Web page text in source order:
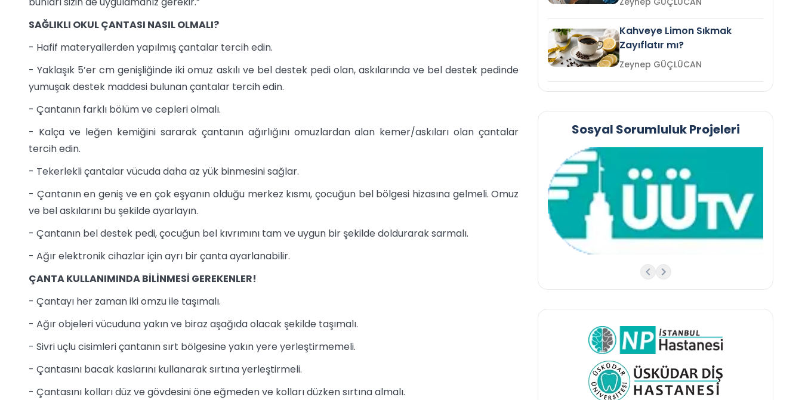
SAĞLIKLI OKUL ÇANTASI NASIL OLMALI?
- Hafif materyallerden yapılmış çantalar tercih edin.
- Yaklaşık 5’er cm genişliğinde iki omuz askılı ve bel destek pedi olan, askılarında ve bel destek pedinde
yumuşak destek maddesi bulunan çantalar tercih edin.
- Çantanın farklı bölüm ve cepleri olmalı.
- Kalça ve leğen kemiğini sararak çantanın ağırlığını omuzlardan alan kemer/askıları olan çantalar
tercih edin.
- Tekerlekli çantalar vücuda daha az yük binmesini sağlar.
- Çantanın en geniş ve en çok eşyanın olduğu merkez kısmı, çocuğun bel bölgesi hizasına gelmeli. Omuz
ve bel askılarını bu şekilde ayarlayın.
- Çantanın bel destek pedi, çocuğun bel kıvrımını tam ve uygun bir şekilde doldurarak sarmalı.
- Ağır elektronik cihazlar için ayrı bir çanta ayarlanabilir.
ÇANTA KULLANIMINDA BİLİNMESİ GEREKENLER!
- Çantayı her zaman iki omzu ile taşımalı.
- Ağır objeleri vücuduna yakın ve biraz aşağıda olacak şekilde taşımalı.
- Sivri uçlu cisimleri çantanın sırt bölgesine yakın yere yerleştirmemeli.
- Çantasını bacak kaslarını kullanarak sırtına yerleştirmeli.
- Çantasını kolları düz ve gövdesini öne eğmeden ve kolları düzken sırtına almalı.
Kahveye Limon Sıkmak
Zayıflatır mı?
Zeynep GÜÇLÜCAN
Sosyal Sorumluluk Projeleri